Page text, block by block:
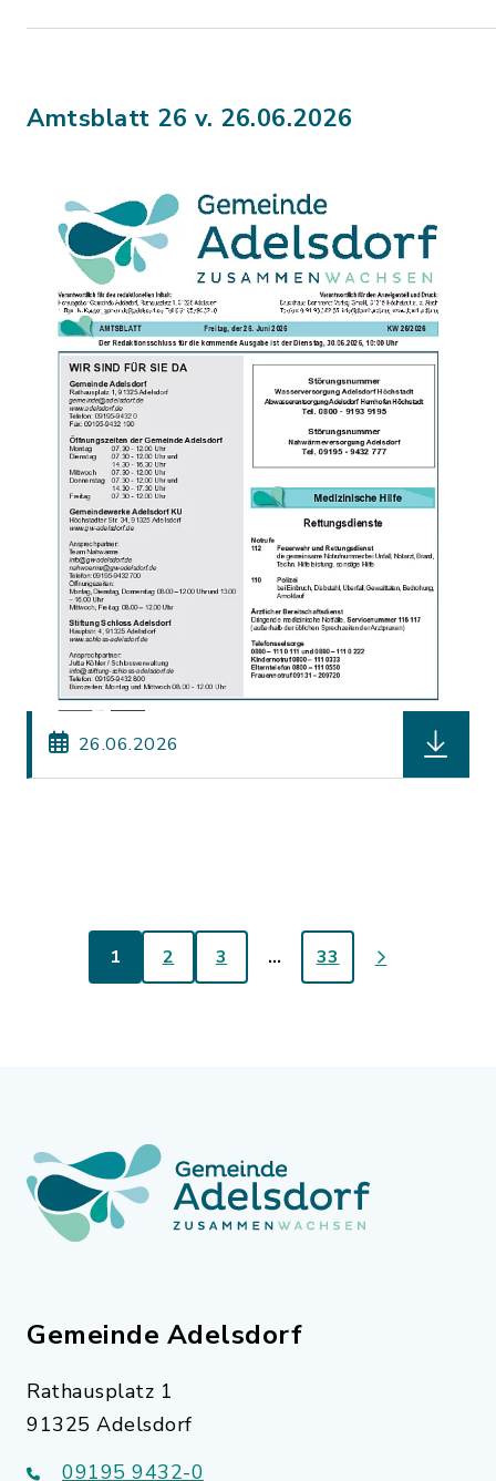
Amtsblatt 26 v. 26.06.2026
26.06.2026
1 2 3 … 33
Gemeinde Adelsdorf
Rathausplatz 1
91325 Adelsdorf
09195 9432-0